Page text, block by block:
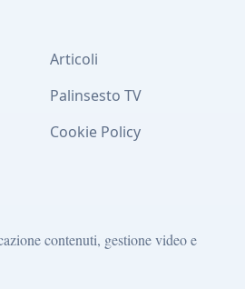
Articoli
Palinsesto TV
Cookie Policy
contenuti, gestione video e